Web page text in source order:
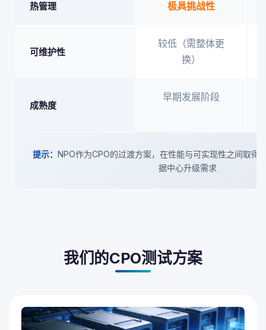
热管理 极具挑战性
可维护性
较低（需整体更
换）
成熟度
早期发展阶段
提示： NPO作为CPO的过渡方案，在性能与可实现性之间取得
据中心升级需求
我们的CPO测试方案